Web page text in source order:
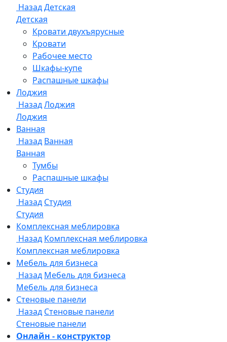
Онлайн - конструктор